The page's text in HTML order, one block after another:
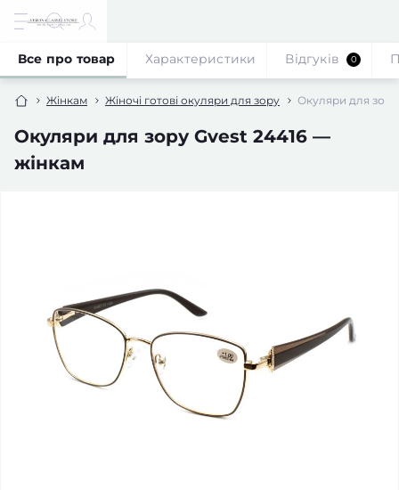
Жінкам Жіночі готові окуляри для зору Окуляри для
Окуляри для зору Gvest 24416 —
жінкам
Все про товар Характеристики Відгуків 0